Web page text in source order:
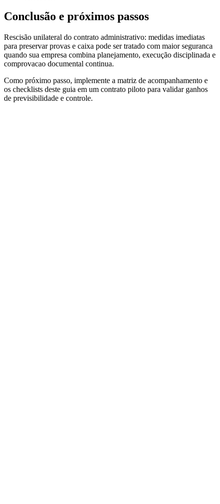
Conclusão e próximos passos
Rescisão unilateral do contrato administrativo: medidas imediatas
para preservar provas e caixa pode ser tratado com maior seguranca
quando sua empresa combina planejamento, execução disciplinada e
comprovacao documental continua.
Como próximo passo, implemente a matriz de acompanhamento e
os checklists deste guia em um contrato piloto para validar ganhos
de previsibilidade e controle.